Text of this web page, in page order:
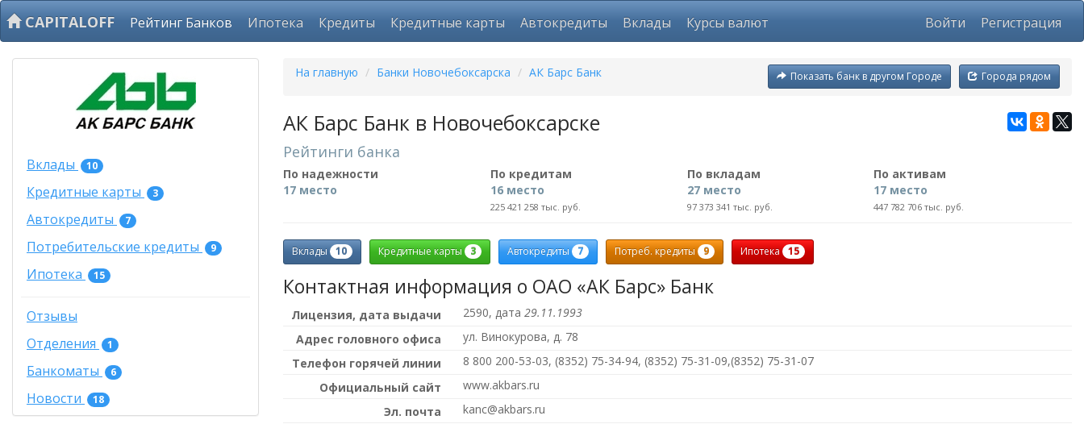
CAPITALOFF Рейтинг Банков Ипотека Кредиты Кредитные карты Автокредиты Вклады Курсы валют Войти Регистрация
Вклады 10
Кредитные карты 3
Автокредиты 7
Потребительские кредиты 9
Ипотека 15
Отзывы
Отделения
1
Банкоматы 6
Новости 18
Города рядом
Показать банк в другом Городе
На главную / Банки Новочебоксарска / АК Барс Банк
АК Барс Банк в Новочебоксарске
Рейтинги банка
По надежности По кредитам По вкладам
По активам
17 место
16 место
225 421 258 тыс. руб.
27 место
97 373 341 тыс. руб.
17 место
447 782 706 тыс. руб.
Вклады 10 Кредитные карты 3 Автокредиты 7 Потреб. кредиты 9 Ипотека 15
Контактная информация о ОАО «АК Барс» Банк
Лицензия, дата выдачи 2590, дата29.11.1993
Адрес головного офиса
ул. Винокурова, д. 78
Телефон горячей линии
8 800 200-53-03, (8352) 75-34-94, (8352) 75-31-09,(8352) 75-31-07
Официальный сайт
www.akbars.ru
Эл. почта
kanc@akbars.ru